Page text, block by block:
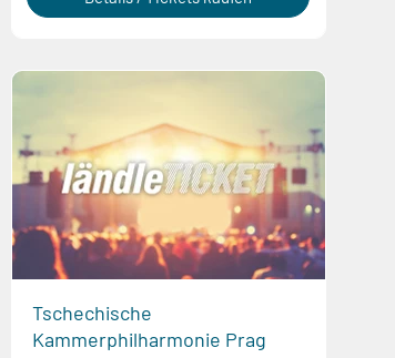
Tschechische
Kammerphilharmonie Prag